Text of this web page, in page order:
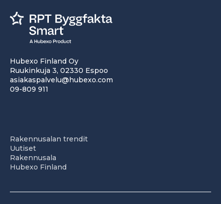
Hubexo Finland Oy
Ruukinkuja 3, 02330 Espoo
asiakaspalvelu@hubexo.com
09-809 911
Rakennusalan trendit
Uutiset
Rakennusala
Hubexo Finland